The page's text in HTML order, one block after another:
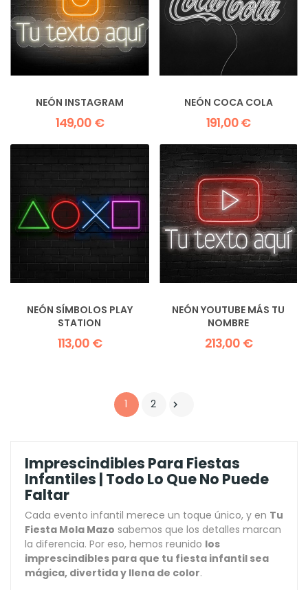
NEÓN INSTAGRAM
149,00 €
NEÓN COCA COLA
191,00 €
NEÓN SÍMBOLOS PLAY
STATION
113,00 €
NEÓN YOUTUBE MÁS TU
NOMBRE
213,00 €
Imprescindibles Para Fiestas
Infantiles | Todo Lo Que No Puede
Faltar
Cada evento infantil merece un toque único, y en Tu
Fiesta Mola Mazo sabemos que los detalles marcan
la diferencia. Por eso, hemos reunido los
imprescindibles para que tu fiesta infantil sea
mágica, divertida y llena de color.
1 2 